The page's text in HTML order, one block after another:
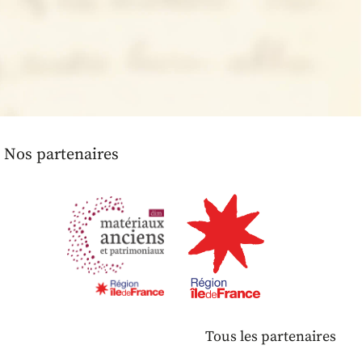
Nos partenaires
Tous les partenaires